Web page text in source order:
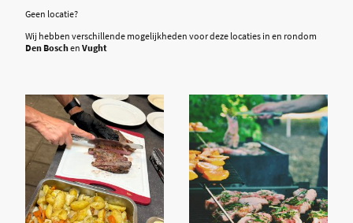
Geen locatie?
Wij hebben verschillende mogelijkheden voor deze locaties in en rondom
Den Boschen Vught